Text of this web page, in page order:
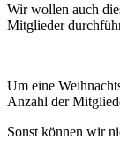
Wir wollen auch
Mitglieder
Um eine
Anzahl der
Sonst können wir